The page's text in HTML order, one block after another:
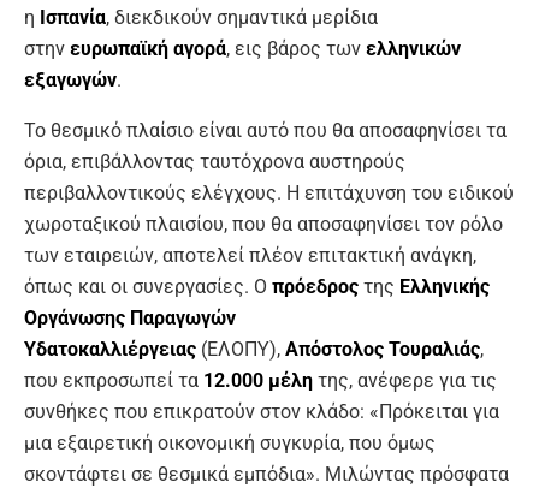
η Ισπανία, διεκδικούν σημαντικά μερίδια
στην ευρωπαϊκή αγορά, εις βάρος των ελληνικών
εξαγωγών.
Το θεσμικό πλαίσιο είναι αυτό που θα αποσαφηνίσει τα
όρια, επιβάλλοντας ταυτόχρονα αυστηρούς
περιβαλλοντικούς ελέγχους. Η επιτάχυνση του ειδικού
χωροταξικού πλαισίου, που θα αποσαφηνίσει τον ρόλο
των εταιρειών, αποτελεί πλέον επιτακτική ανάγκη,
όπως και οι συνεργασίες. Ο πρόεδρος της Ελληνικής
Οργάνωσης Παραγωγών
Υδατοκαλλιέργειας (ΕΛΟΠΥ), Απόστολος Τουραλιάς,
που εκπροσωπεί τα 12.000 μέλη της, ανέφερε για τις
συνθήκες που επικρατούν στον κλάδο: «Πρόκειται για
μια εξαιρετική οικονομική συγκυρία, που όμως
σκοντάφτει σε θεσμικά εμπόδια». Μιλώντας πρόσφατα